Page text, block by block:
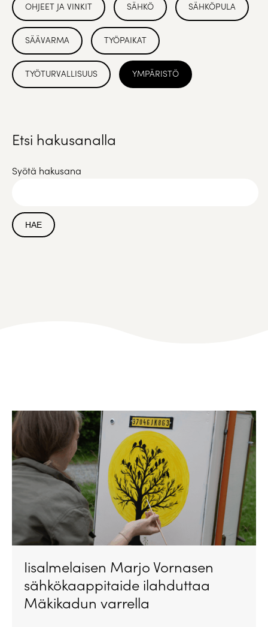
OHJEET JA VINKIT SÄHKÖ SÄHKÖPULA
SÄÄVARMA TYÖPAIKAT
TYÖTURVALLISUUS YMPÄRISTÖ
Etsi hakusanalla
Syötä hakusana
Iisalmelaisen Marjo Vornasen
sähkökaappitaide ilahduttaa
Mäkikadun varrella